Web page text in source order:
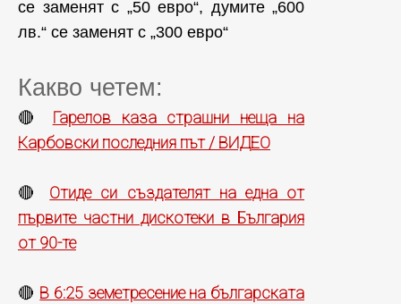
се заменят с „50 евро“, думите „600
лв.“ се заменят с „300 евро“
Какво четем:
🔴 Гарелов каза страшни неща на
Карбовски последния път / ВИДЕО
🔴 Отиде си създателят на една от
първите частни дискотеки в България
от 90-те
🔴 В 6:25 земетресение на българската